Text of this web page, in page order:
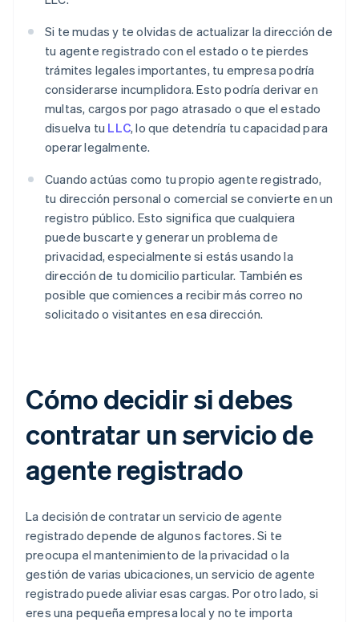
Si te mudas y te olvidas de actualizar la dirección de
tu agente registrado con el estado o te pierdes
trámites legales importantes, tu empresa podría
considerarse incumplidora. Esto podría derivar en
multas, cargos por pago atrasado o que el estado
disuelva tu LLC, lo que detendría tu capacidad para
operar legalmente.
Cuando actúas como tu propio agente registrado,
tu dirección personal o comercial se convierte en un
registro público. Esto significa que cualquiera
puede buscarte y generar un problema de
privacidad, especialmente si estás usando la
dirección de tu domicilio particular. También es
posible que comiences a recibir más correo no
solicitado o visitantes en esa dirección.
Cómo decidir si debes
contratar un servicio de
agente registrado
La decisión de contratar un servicio de agente
registrado depende de algunos factores. Si te
preocupa el mantenimiento de la privacidad o la
gestión de varias ubicaciones, un servicio de agente
registrado puede aliviar esas cargas. Por otro lado, si
eres una pequeña empresa local y no te importa